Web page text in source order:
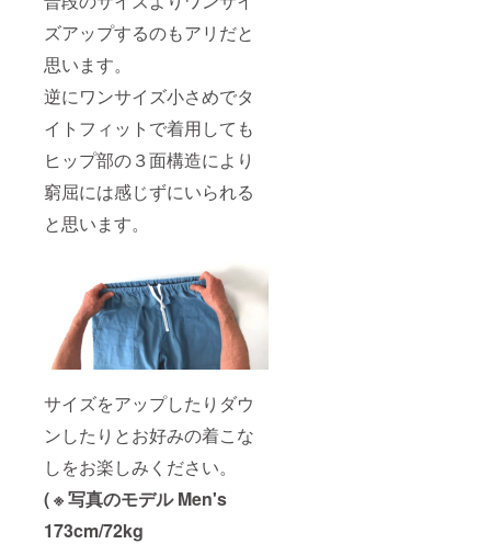
ズアップするのもアリだと
思います。
逆にワンサイズ小さめでタ
イトフィットで着用しても
ヒップ部の３面構造により
窮屈には感じずにいられる
と思います。
サイズをアップしたりダウ
ンしたりとお好みの着こな
しをお楽しみください。
( ※ 写真のモデル Men's
173cm/72kg